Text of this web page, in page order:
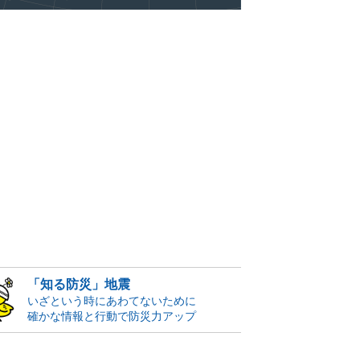
「知る防災」地震
いざという時にあわてないために
確かな情報と行動で防災力アップ